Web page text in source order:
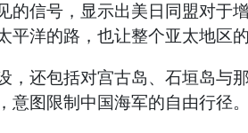
信号，显示出美日同盟对于
洋的路，也让整个亚太地区
还包括对宫古岛、石垣岛与
图限制中国海军的自由行径。